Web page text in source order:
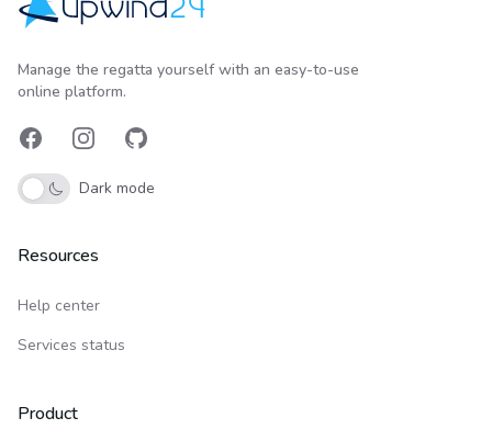
Manage the regatta yourself with an easy-to-use
online platform.
FacebookInstagramGitHub
Dark mode
Resources
Help center
Services status
Product